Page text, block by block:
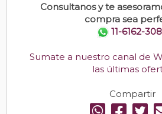
Consultanos y te
compra sea
11-6162-
Sumate a nuestro canal de
las últimas
Compartir